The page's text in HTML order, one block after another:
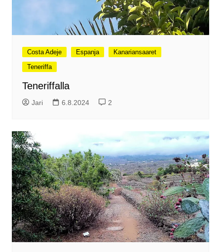
Costa Adeje Espanja
Kanariansaaret
Teneriffa
Teneriffalla
Jari 6.8.2024 2